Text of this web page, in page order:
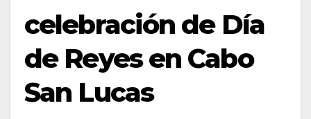
celebración de Día
de Reyes en Cabo
San Lucas